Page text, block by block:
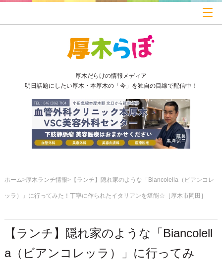
厚木だらけの情報メディア
明日話題にしたい厚木・本厚木の「今」を独自の目線で配信中！
ホーム 厚木ランチ情報 【ランチ】隠れ家のような「Biancolella（ビアンコレ
ッラ）」に行ってみた！丁寧に作られたイタリアンを堪能☆［厚木市岡田］
【ランチ】隠れ家のような「Biancolell
a（ビアンコレッラ）」に行ってみ